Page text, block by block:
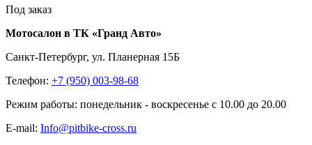
Под заказ
Мотосалон в ТК «Гранд Авто»
Санкт-Петербург, ул. Планерная 15Б
Телефон: +7 (950) 003-98-68
Режим работы: понедельник - воскресенье с 10.00 до 20.00
E-mail: Info@pitbike-cross.ru